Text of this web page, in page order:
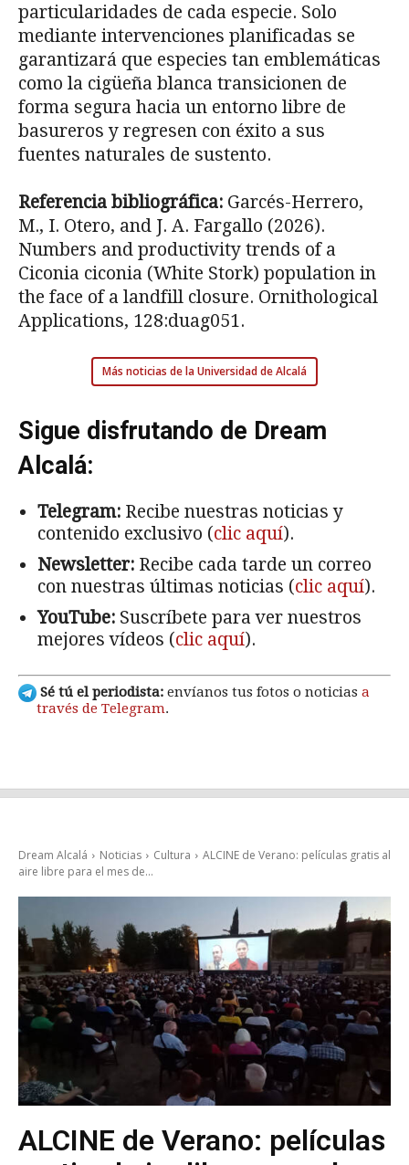
particularidades de cada especie. Solo
mediante intervenciones planificadas se
garantizará que especies tan emblemáticas
como la cigüeña blanca transicionen de
forma segura hacia un entorno libre de
basureros y regresen con éxito a sus
fuentes naturales de sustento.
Referencia bibliográfica: Garcés-Herrero,
M., I. Otero, and J. A. Fargallo (2026).
Numbers and productivity trends of a
Ciconia ciconia (White Stork) population in
the face of a landfill closure. Ornithological
Applications, 128:duag051.
Más noticias de la Universidad de Alcalá
Sigue disfrutando de Dream
Alcalá:
Telegram: Recibe nuestras noticias y
contenido exclusivo (clic aquí).
Newsletter: Recibe cada tarde un correo
con nuestras últimas noticias (clic aquí).
YouTube: Suscríbete para ver nuestros
mejores vídeos (clic aquí).
Sé tú el periodista: envíanos tus fotos o noticias a
través de Telegram.